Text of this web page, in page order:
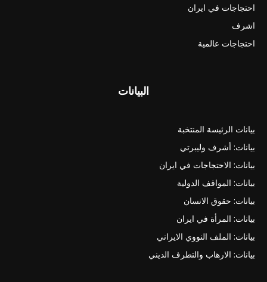
احتجاجات في ايران
اشرف
احتجاجات عالمية
البيانات
بيانات الرئيسة المنتخبة
بيانات: أشرف وليبرتي
بيانات: الاحتجاجات في ايران
بيانات: المواقف الدولية
بيانات: حقوق الانسان
بيانات: المرأة في ايران
بيانات: الملف النووي الايراني
بيانات: الارهاب والتطرف الديني